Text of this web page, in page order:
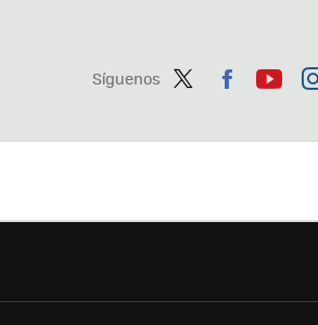
Síguenos
ter
ebo tub